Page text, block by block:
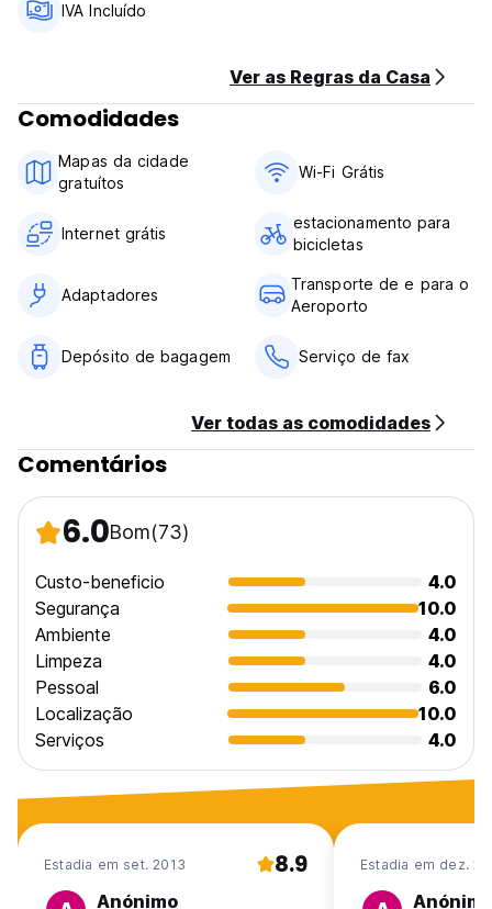
IVA Incluído
Ver as Regras da Casa
Comodidades
Mapas da cidade
gratuítos
Wi-Fi Grátis
Internet grátis
estacionamento para
bicicletas
Adaptadores
Transporte de e para o
Aeroporto
Depósito de bagagem Serviço de fax
Ver todas as comodidades
Comentários
6.0Bom(73)
Custo-beneficio
4.0
Segurança
10.0
Ambiente
4.0
Limpeza
4.0
Pessoal
6.0
Localização
10.0
Serviços
4.0
Estadia em set. 2013 8.9
Anónimo
Estadia em dez.